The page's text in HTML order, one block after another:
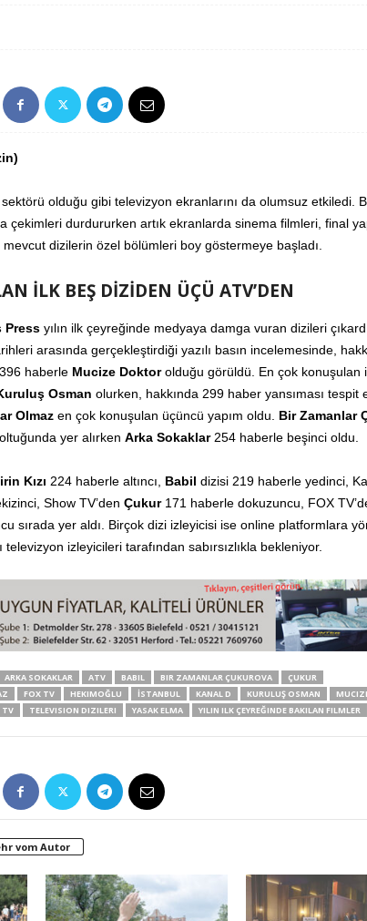
olduğu gibi televizyon ekranlarını da olumsuz etkiledi.
çekimleri durdururken artık ekranlarda sinema filmleri, final
dizilerin özel bölümleri boy göstermeye başladı.
İLK BEŞ DİZİDEN ÜÇÜ ATV’DEN
Pressyılın ilk çeyreğinde medyaya damga vuran dizileri
arasında gerçekleştirdiği yazılı basın incelemesinde,
haberle Mucize Doktorolduğu görüldü. En çok konuşulan
Osman olurken, hakkında 299 haber yansıması tespit
Olmazen çok konuşulan üçüncü yapım oldu. Bir Zamanlar
yer alırken Arka Sokaklar254 haberle beşinci oldu.
Kızı 224 haberle altıncı, Babil dizisi 219 haberle yedinci,
Show TV’den Çukur171 haberle dokuzuncu, FOX
sırada yer aldı. Birçok dizi izleyicisi ise online platformlara
izleyicileri tarafından sabırsızlıkla bekleniyor.
ARKA SOKAKLAR ATV BABIL BIR ZAMANLAR ÇUKUROVA
ÇUKUR
FOX TV HEKIMOĞLU İSTANBUL KANAL D KURULUŞ OSMAN
TV TELEVISION DIZILERI YASAK ELMA YILIN ILK ÇEYREĞINDE BAKILAN FILMLER
vom Autor